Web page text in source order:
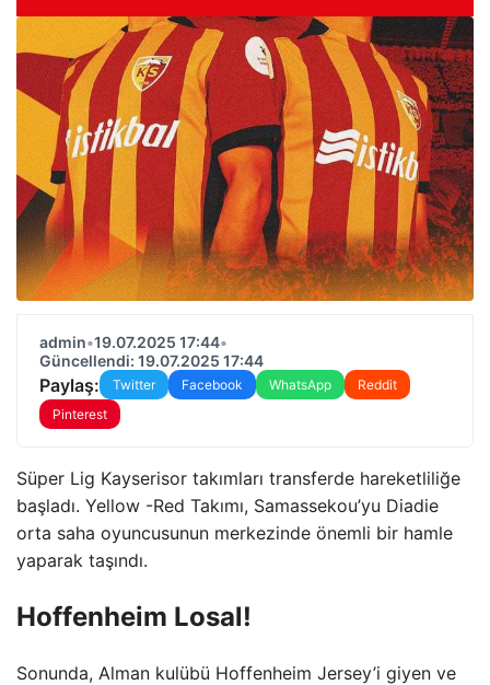
admin•19.07.2025 17:44•
Güncellendi: 19.07.2025 17:44
Paylaş: Twitter Facebook WhatsApp
Reddit
Pinterest
Süper Lig Kayserisor takımları transferde hareketliliğe
başladı. Yellow -Red Takımı, Samassekou’yu Diadie
orta saha oyuncusunun merkezinde önemli bir hamle
yaparak taşındı.
Hoffenheim Losal!
Sonunda, Alman kulübü Hoffenheim Jersey’i giyen ve